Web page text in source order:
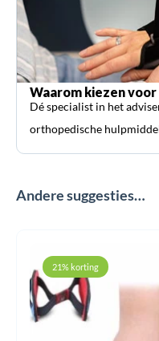
Waarom kiezen voor
Dé specialist in het
orthopedische
Andere suggesties…
21% korting